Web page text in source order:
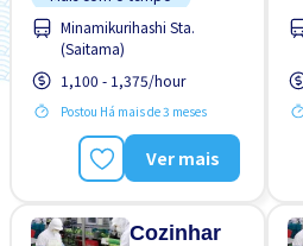
Salário adiantado
Sem experiência OK
Sem "NIHONGO" OK
Minamikurihashi Sta.
(Saitama)
1,100 - 1,375/hour
Postou Há mais de 3 meses
Ver mais
Cozinhar